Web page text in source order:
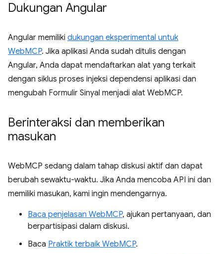
Dukungan Angular
Angular memiliki dukungan eksperimental untuk
WebMCP. Jika aplikasi Anda sudah ditulis dengan
Angular, Anda dapat mendaftarkan alat yang terkait
dengan siklus proses injeksi dependensi aplikasi dan
mengubah Formulir Sinyal menjadi alat WebMCP.
Berinteraksi dan memberikan
masukan
WebMCP sedang dalam tahap diskusi aktif dan dapat
berubah sewaktu-waktu. Jika Anda mencoba API ini dan
memiliki masukan, kami ingin mendengarnya.
Baca penjelasan WebMCP, ajukan pertanyaan, dan
berpartisipasi dalam diskusi.
Baca Praktik terbaik WebMCP.